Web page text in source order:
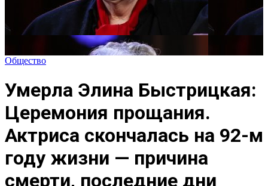
Общество
Умерла Элина Быстрицкая:
Церемония прощания.
Актриса скончалась на 92-м
году жизни — причина
смерти, последние дни